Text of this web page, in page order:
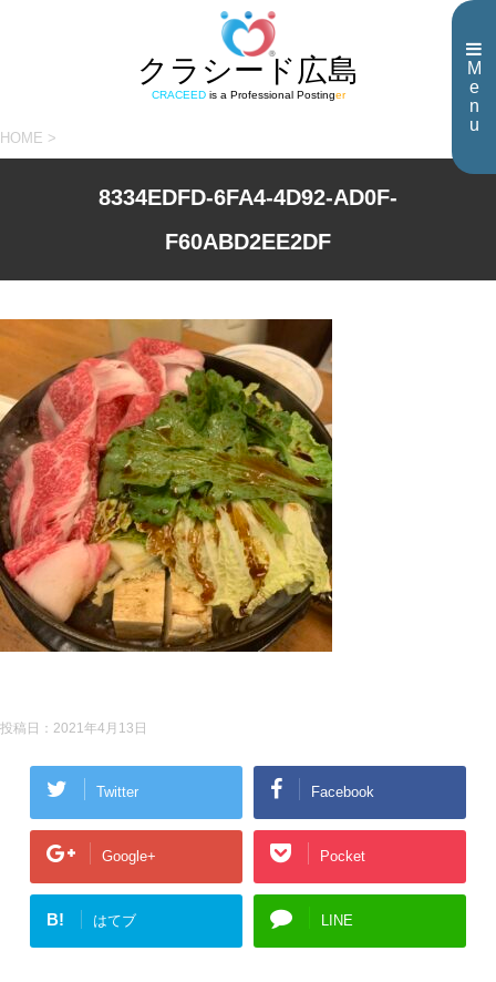
M
e
n
u
クラシード広島
CRACEEDis a Professional Postinger
HOME >
8334EDFD-6FA4-4D92-AD0F-
F60ABD2EE2DF
投稿日： 2021年4月13日
Twitter Facebook
Google+ Pocket
B! はてブ LINE